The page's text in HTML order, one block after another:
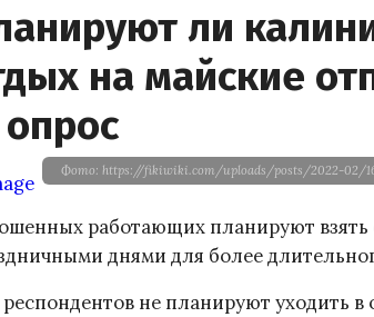
ли
на майские
Фото: https://fikiwiki.com/uploads/posts/2022-02/
работающих планируют
днями для более
респондентов не планируют уходить